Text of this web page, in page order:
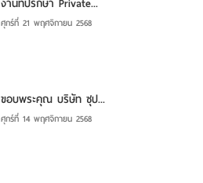
ศุกร์ที่ 21 พฤศจิกายน 2568
ขอบพระคุณ บริษัท ซุป...
ศุกร์ที่ 14 พฤศจิกายน 2568